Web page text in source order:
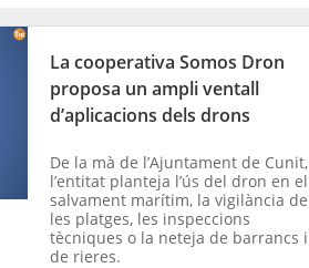
La cooperativa Somos Dron
proposa un ampli ventall
d’aplicacions dels drons
De la mà de l’Ajuntament de Cunit,
l’entitat planteja l’ús del dron en el
salvament marítim, la vigilància de
les platges, les inspeccions
tècniques o la neteja de barrancs i
de rieres.